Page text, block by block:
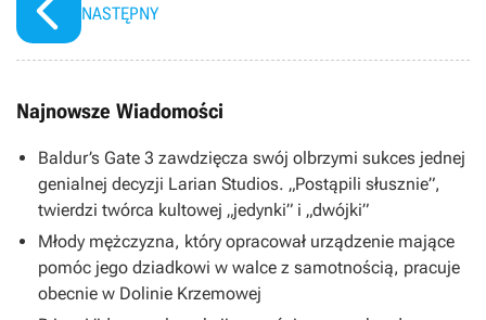
NASTĘPNY
Najnowsze Wiadomości
Baldur’s Gate 3 zawdzięcza swój olbrzymi sukces jednej
genialnej decyzji Larian Studios. „Postąpili słusznie”,
twierdzi twórca kultowej „jedynki” i „dwójki”
Młody mężczyzna, który opracował urządzenie mające
pomóc jego dziadkowi w walce z samotnością, pracuje
obecnie w Dolinie Krzemowej